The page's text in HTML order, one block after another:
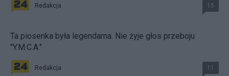
Redakcja 15
Ta piosenka była legendarna. Nie żyje głos przeboju
"Y.M.C.A."
Redakcja 11